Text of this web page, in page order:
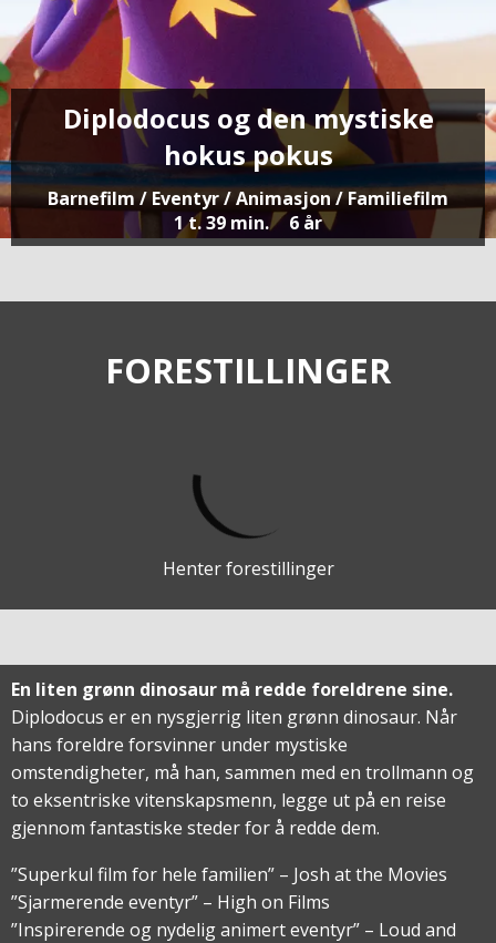
Diplodocus og den mystiske
hokus pokus
Barnefilm / Eventyr / Animasjon / Familiefilm
1 t. 39 min.
6 år
FORESTILLINGER
Henter forestillinger
En liten grønn dinosaur må redde foreldrene sine.
Diplodocus er en nysgjerrig liten grønn dinosaur. Når
hans foreldre forsvinner under mystiske
omstendigheter, må han, sammen med en trollmann og
to eksentriske vitenskapsmenn, legge ut på en reise
gjennom fantastiske steder for å redde dem.
”Superkul film for hele familien” – Josh at the Movies
”Sjarmerende eventyr” – High on Films
”Inspirerende og nydelig animert eventyr” – Loud and